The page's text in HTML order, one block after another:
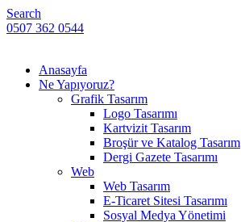
Search
0507 362 0544
Anasayfa
Ne Yapıyoruz?
Grafik Tasarım
Logo Tasarımı
Kartvizit Tasarım
Broşür ve Katalog Tasarım
Dergi Gazete Tasarımı
Web
Web Tasarım
E-Ticaret Sitesi Tasarımı
Sosyal Medya Yönetimi